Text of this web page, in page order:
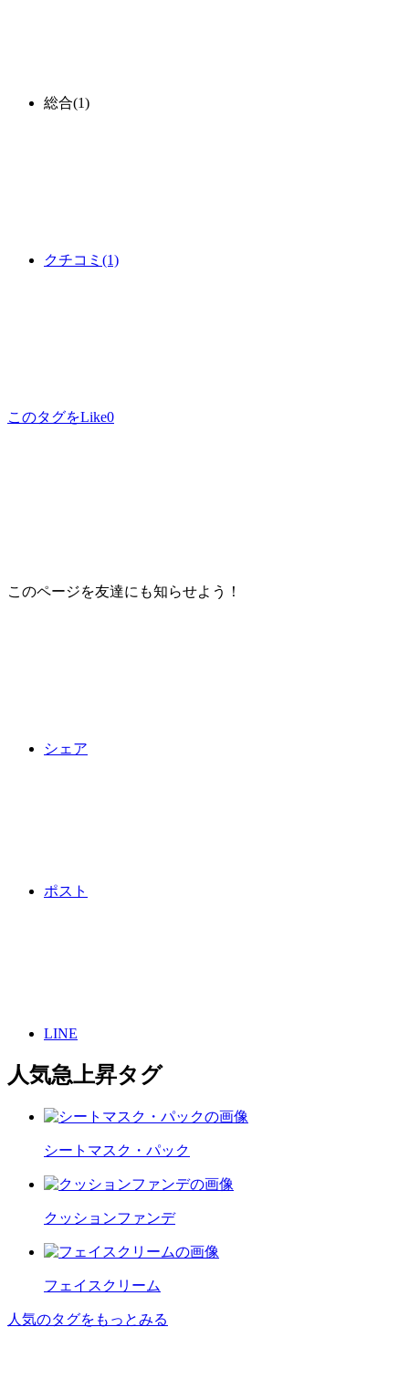
総合(1)
クチコミ (1)
このタグをLike0
このページを友達にも知らせよう！
シェア
ポスト
LINE
人気急上昇タグ
シートマスク・パック
クッションファンデ
フェイスクリーム
人気のタグをもっとみる